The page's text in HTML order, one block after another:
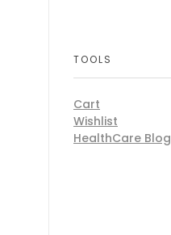
TOOLS
Cart
Wishlist
HealthCare Blog